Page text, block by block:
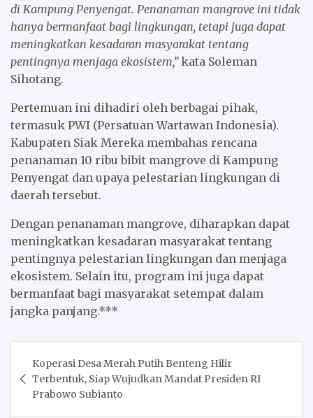
di Kampung Penyengat. Penanaman mangrove ini tidak
hanya bermanfaat bagi lingkungan, tetapi juga dapat
meningkatkan kesadaran masyarakat tentang
pentingnya menjaga ekosistem,”kata Soleman
Sihotang.
Pertemuan ini dihadiri oleh berbagai pihak,
termasuk PWI (Persatuan Wartawan Indonesia).
Kabupaten Siak Mereka membahas rencana
penanaman 10 ribu bibit mangrove di Kampung
Penyengat dan upaya pelestarian lingkungan di
daerah tersebut.
Dengan penanaman mangrove, diharapkan dapat
meningkatkan kesadaran masyarakat tentang
pentingnya pelestarian lingkungan dan menjaga
ekosistem. Selain itu, program ini juga dapat
bermanfaat bagi masyarakat setempat dalam
jangka panjang.***
navigation
Koperasi Desa Merah Putih Benteng Hilir
Terbentuk, Siap Wujudkan Mandat Presiden RI
Prabowo Subianto